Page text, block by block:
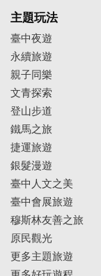
要交通樞紐
友喜愛，一拍就
主題玩法
臺中夜遊
永續旅遊
親子同樂
文青探索
登山步道
鐵馬之旅
捷運旅遊
銀髮漫遊
臺中人文之美
臺中會展旅遊
穆斯林友善之旅
原民觀光
更多主題旅遊